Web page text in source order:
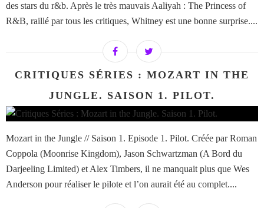
des stars du r&b. Après le très mauvais Aaliyah : The Princess of
R&B, raillé par tous les critiques, Whitney est une bonne surprise....
CRITIQUES SÉRIES : MOZART IN THE
JUNGLE. SAISON 1. PILOT.
Mozart in the Jungle // Saison 1. Episode 1. Pilot. Créée par Roman
Coppola (Moonrise Kingdom), Jason Schwartzman (A Bord du
Darjeeling Limited) et Alex Timbers, il ne manquait plus que Wes
Anderson pour réaliser le pilote et l’on aurait été au complet....